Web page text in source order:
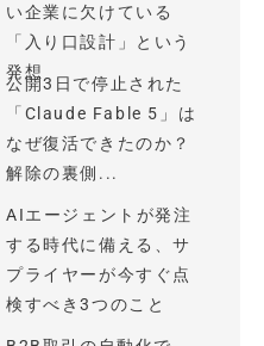
い企業に欠けている
「入り口設計」という
発想
公開3日で停止された
「Claude Fable 5」は
なぜ復活できたのか？
解除の裏側...
AIエージェントが発注
する時代に備える、サ
プライヤーが今すぐ点
検すべき3つのこと